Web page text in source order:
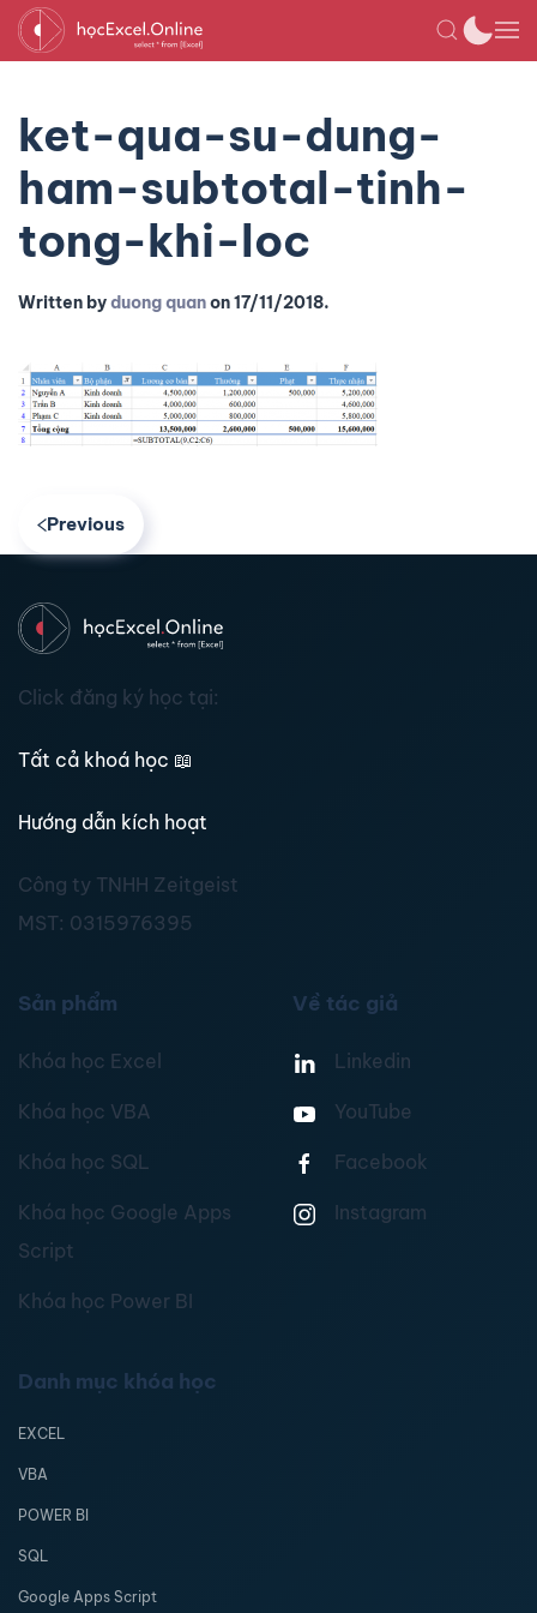
ket-qua-su-dung-
ham-subtotal-tinh-
tong-khi-loc
Written byduong quanon17/11/2018.
Previous
Click đăng ký học tại:
Tất cả khoá học 📖
Hướng dẫn kích hoạt
Công ty TNHH Zeitgeist
MST: 0315976395
Sản phẩm
Khóa học Excel
Khóa học VBA
Khóa học SQL
Khóa học Google Apps
Script
Khóa học Power BI
Về tác giả
Linkedin
YouTube
Facebook
Instagram
Danh mục khóa học
EXCEL
VBA
POWER BI
SQL
Google Apps Script